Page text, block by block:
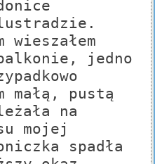
wieszałem
jedno
małą, pustą
na
mojej
spadła